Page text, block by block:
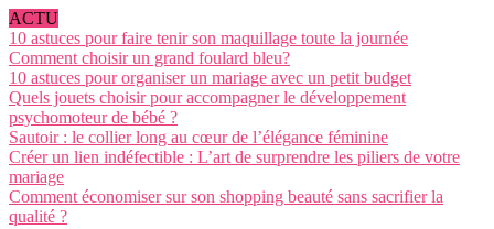
ACTU
10 astuces pour faire tenir son maquillage toute la journée
Comment choisir un grand foulard bleu?
10 astuces pour organiser un mariage avec un petit budget
Quels jouets choisir pour accompagner le développement
psychomoteur de bébé ?
Sautoir : le collier long au cœur de l’élégance féminine
Créer un lien indéfectible : L’art de surprendre les piliers de votre
mariage
Comment économiser sur son shopping beauté sans sacrifier la
qualité ?